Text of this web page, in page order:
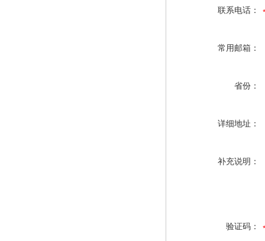
联系电话：
常用邮箱：
省份：
详细地址：
补充说明：
验证码：